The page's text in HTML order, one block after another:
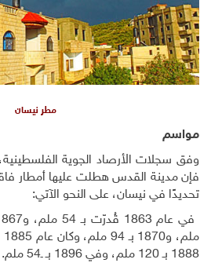
مطر نيسان
مواسم
تحديدًا في نيسان، على النحو الآتي:
1888 بـ 120 ملم، وفي 1896 بـ ـ54 ملم.